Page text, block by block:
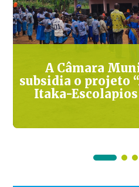
A Câmara
subsidia o projeto
Itaka-